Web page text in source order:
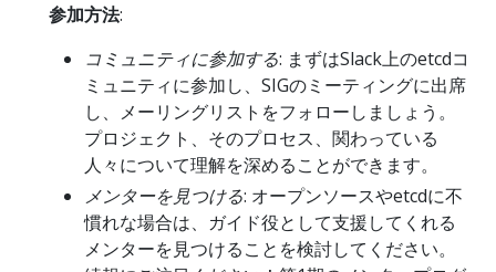
参加方法:
コミュニティに参加する: まずはSlack上のetcdコ
ミュニティに参加し、SIGのミーティングに出席
し、メーリングリストをフォローしましょう。
プロジェクト、そのプロセス、関わっている
人々について理解を深めることができます。
メンターを見つける: オープンソースやetcdに不
慣れな場合は、ガイド役として支援してくれる
メンターを見つけることを検討してください。